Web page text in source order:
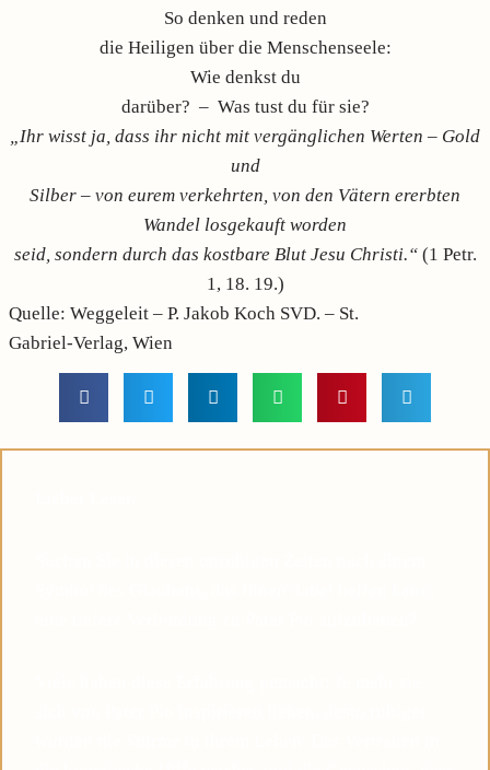
So denken und reden
die Heiligen über die Menschenseele:
Wie denkst du
darüber? – Was tust du für sie?
„Ihr wisst ja, dass ihr nicht mit vergänglichen Werten – Gold
und
Silber – von eurem verkehrten, von den Vätern ererbten
Wandel losgekauft worden
seid, sondern durch das kostbare Blut Jesu Christi.“ (1 Petr.
1, 18. 19.)
Quelle: Weggeleit – P. Jakob Koch SVD. – St.
Gabriel-Verlag, Wien